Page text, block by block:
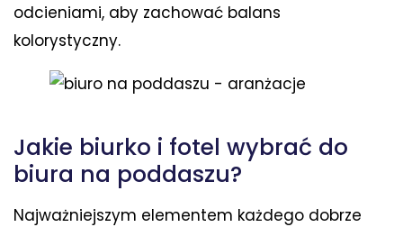
odcieniami, aby zachować balans
kolorystyczny.
Jakie biurko i fotel wybrać do
biura na poddaszu?
Najważniejszym elementem każdego dobrze